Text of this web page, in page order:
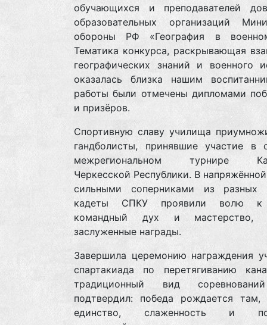
обучающихся и преподавателей
образовательных организаций
обороны РФ «География в
Тематика конкурса, раскрывающая
географических знаний и военного
оказалась близка нашим
работы были отмечены дипломами
и призёров.
Спортивную славу училища
гандболисты, принявшие участие в
межрегиональном турнире
Черкесской Республики. В
сильными соперниками из разных
кадеты СПКУ проявили волю к
командный дух и мастерство,
заслуженные награды.
Завершила церемонию награждения
спартакиада по перетягиванию
традиционный вид
подтвердил: победа рождается там,
единство, слаженность и